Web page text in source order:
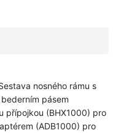
nosného rámu s
pásem
přípojkou (BHX1000) pro
(ADB1000) pro